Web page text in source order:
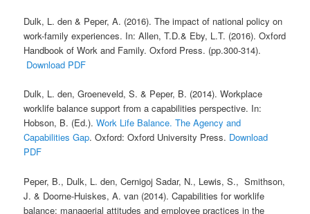
Dulk, L. den & Peper, A. (2016). The impact of national policy on
work-family experiences. In: Allen, T.D.& Eby, L.T. (2016). Oxford
Handbook of Work and Family. Oxford Press. (pp.300-314).
Download PDF
Dulk, L. den, Groeneveld, S. & Peper, B. (2014). Workplace
worklife balance support from a capabilities perspective. In:
Hobson, B. (Ed.). Work Life Balance. The Agency and
Capabilities Gap. Oxford: Oxford University Press. Download
PDF
Peper, B., Dulk, L. den, Cernigoj Sadar, N., Lewis, S., Smithson,
J. & Doorne-Huiskes, A. van (2014). Capabilities for worklife
balance: managerial attitudes and employee practices in the